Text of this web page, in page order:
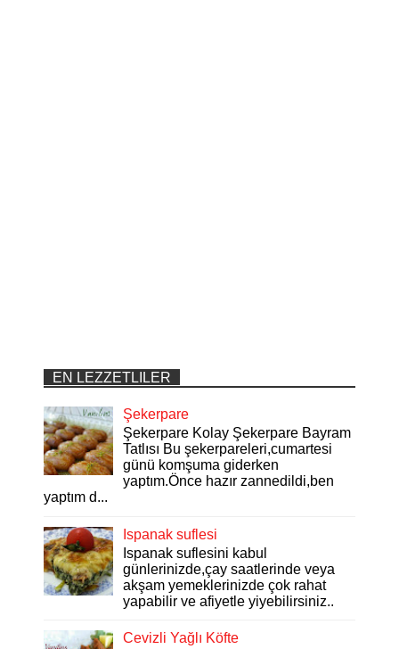
EN LEZZETLILER
Şekerpare
Şekerpare Kolay Şekerpare Bayram
Tatlısı Bu şekerpareleri,cumartesi
günü komşuma giderken
yaptım.Önce hazır zannedildi,ben
yaptım d...
Ispanak suflesi
Ispanak suflesini kabul
günlerinizde,çay saatlerinde veya
akşam yemeklerinizde çok rahat
yapabilir ve afiyetle yiyebilirsiniz..
Cevizli Yağlı Köfte